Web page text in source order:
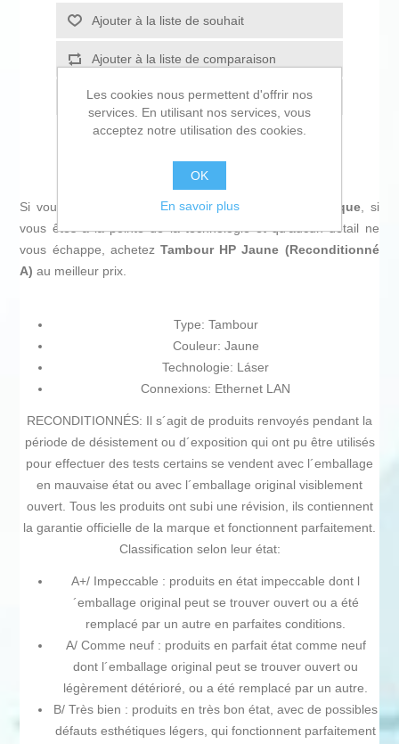
Ajouter à la liste de souhait
Ajouter à la liste de comparaison
Envoyer à un ami
Si vous êtes passionné d'informatique et d'électronique, si
vous êtes à la pointe de la technologie et qu'aucun détail ne
vous échappe, achetez Tambour HP Jaune (Reconditionné
A) au meilleur prix.
Type: Tambour
Couleur: Jaune
Technologie: Láser
Connexions: Ethernet LAN
RECONDITIONNÉS: Il s´agit de produits renvoyés pendant la
période de désistement ou d´exposition qui ont pu être utilisés
pour effectuer des tests certains se vendent avec l´emballage
en mauvaise état ou avec l´emballage original visiblement
ouvert. Tous les produits ont subi une révision, ils contiennent
la garantie officielle de la marque et fonctionnent parfaitement.
Classification selon leur état:
A+/ Impeccable : produits en état impeccable dont l
´emballage original peut se trouver ouvert ou a été
remplacé par un autre en parfaites conditions.
A/ Comme neuf : produits en parfait état comme neuf
dont l´emballage original peut se trouver ouvert ou
légèrement détérioré, ou a été remplacé par un autre.
B/ Très bien : produits en très bon état, avec de possibles
défauts esthétiques légers, qui fonctionnent parfaitement
Les cookies nous permettent d'offrir nos
services. En utilisant nos services, vous
acceptez notre utilisation des cookies.
OK
En savoir plus